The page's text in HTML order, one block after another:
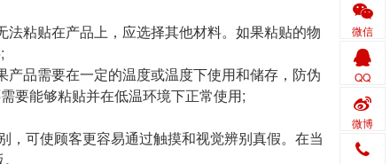
粘贴在产品上，应选择其他材料。如果粘贴的物
品需要在一定的温度或温度下使用和储存，防伪
要能够粘贴并在低温环境下正常使用;
可使顾客更容易通过触摸和视觉辨别真假。在当
微信
QQ
微博